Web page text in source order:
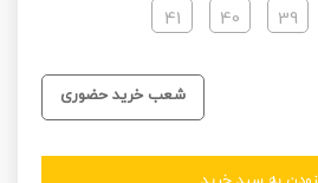
39
40
41
شعب خرید حضوری